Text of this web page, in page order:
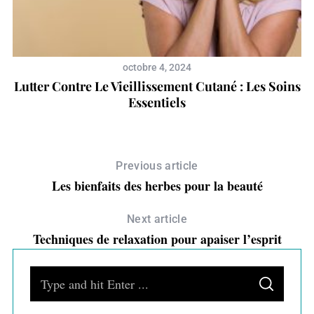
octobre 4, 2024
Lutter Contre Le Vieillissement Cutané : Les Soins
Essentiels
Previous article
Les bienfaits des herbes pour la beauté
Next article
Techniques de relaxation pour apaiser l’esprit
S
A